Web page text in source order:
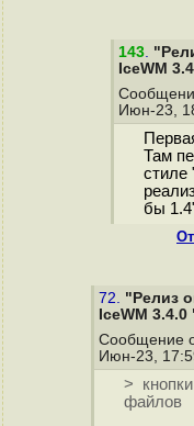
143.
IceWM
Июн-23,
Там
стиле
бы
72. "Релиз
IceWM 3.4.0
Сообщение
Июн-23,
>
файлов